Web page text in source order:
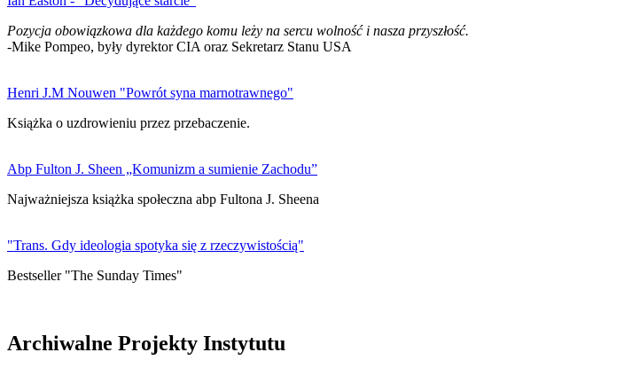
Pozycja obowiązkowa dla każdego komu leży na sercu wolność i nasza przyszłość.
-Mike Pompeo, były dyrektor CIA oraz Sekretarz Stanu USA
Henri J.M Nouwen "Powrót syna marnotrawnego"
Książka o uzdrowieniu przez przebaczenie.
Abp Fulton J. Sheen „Komunizm a sumienie Zachodu”
Najważniejsza książka społeczna abp Fultona J. Sheena
"Trans. Gdy ideologia spotyka się z rzeczywistością"
Bestseller "The Sunday Times"
Archiwalne Projekty Instytutu